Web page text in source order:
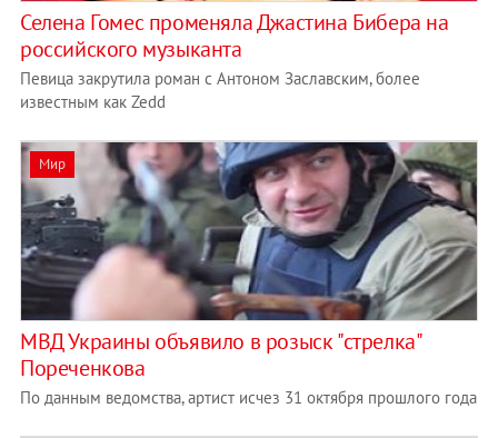
Селена Гомес променяла Джастина Бибера на
российского музыканта
Певица закрутила роман с Антоном Заславским, более
известным как Zedd
Мир
МВД Украины объявило в розыск "стрелка"
Пореченкова
По данным ведомства, артист исчез 31 октября прошлого года